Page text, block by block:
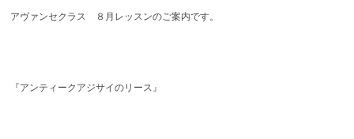
アヴァンセクラス ８月レッスンのご案内です。
『アンティークアジサイのリース』